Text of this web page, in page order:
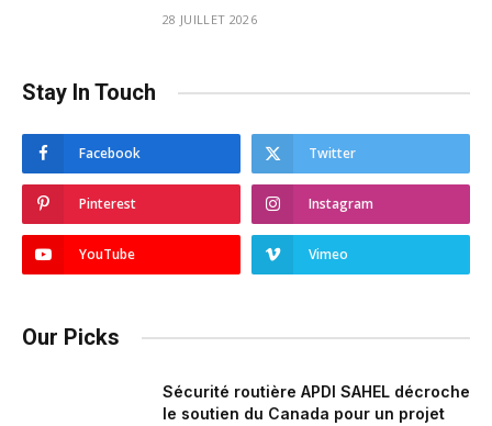
28 JUILLET 2026
Stay In Touch
Facebook Twitter
Pinterest Instagram
YouTube Vimeo
Our Picks
Sécurité routière APDI SAHEL décroche
le soutien du Canada pour un projet